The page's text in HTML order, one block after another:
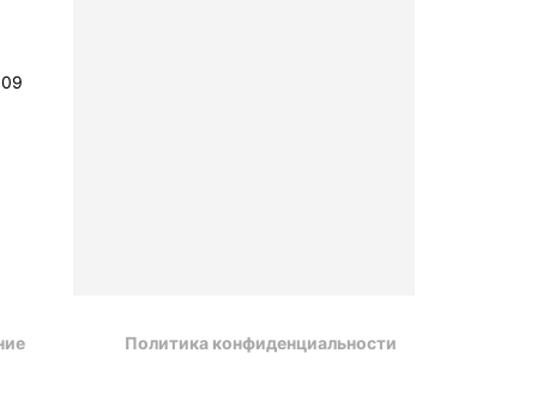
Политика конфиденциальности